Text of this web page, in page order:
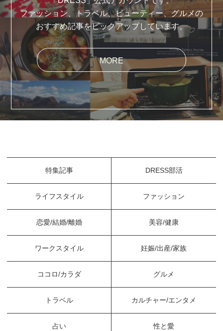
ファッション、トラベル、ビューティー、グルメの
おすすめ記事をピックアップしています。
MORE
特集記事 DRESS部活
ライフスタイル ファッション
恋愛/結婚/離婚 美容/健康
ワークスタイル 妊娠/出産/家族
ココロ/カラダ グルメ
トラベル カルチャー/エンタメ
占い 性と愛